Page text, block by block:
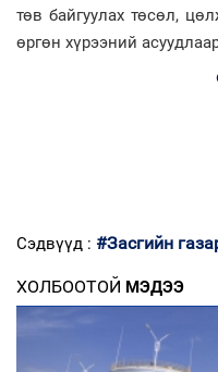
төв байгуулах төсөл,
өргөн хүрээний
Сэдвүүд : #Засгийн
ХОЛБООТОЙ МЭДЭЭ